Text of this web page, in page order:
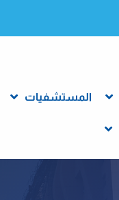
المستشفيات